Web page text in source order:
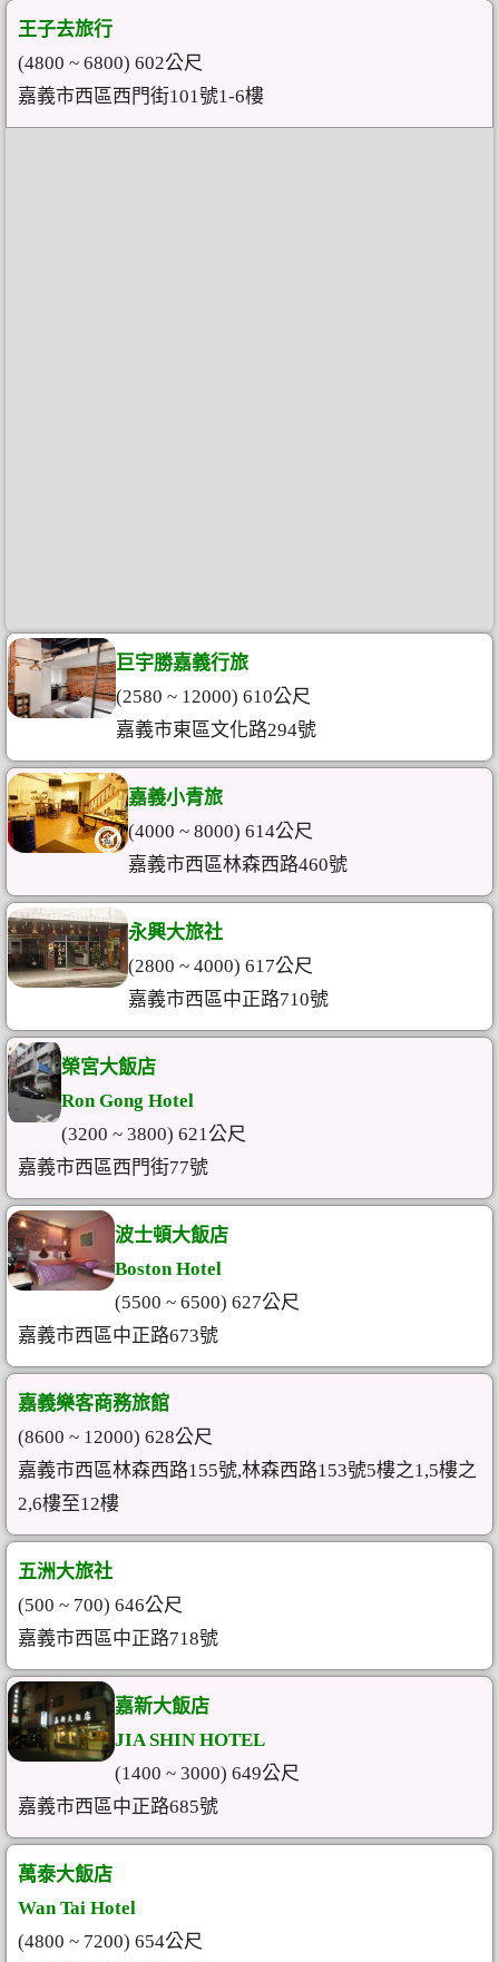
王子去旅行
(4800 ~ 6800) 602公尺
嘉義市西區西門街101號1-6樓
巨宇勝嘉義行旅
(2580 ~ 12000) 610公尺
嘉義市東區文化路294號
嘉義小青旅
(4000 ~ 8000) 614公尺
嘉義市西區林森西路460號
永興大旅社
(2800 ~ 4000) 617公尺
嘉義市西區中正路710號
榮宮大飯店
Ron Gong Hotel
(3200 ~ 3800) 621公尺
嘉義市西區西門街77號
波士頓大飯店
Boston Hotel
(5500 ~ 6500) 627公尺
嘉義市西區中正路673號
嘉義樂客商務旅館
(8600 ~ 12000) 628公尺
嘉義市西區林森西路155號,林森西路153號5樓之1,5樓之
2,6樓至12樓
五洲大旅社
(500 ~ 700) 646公尺
嘉義市西區中正路718號
嘉新大飯店
JIA SHIN HOTEL
(1400 ~ 3000) 649公尺
嘉義市西區中正路685號
萬泰大飯店
Wan Tai Hotel
(4800 ~ 7200) 654公尺